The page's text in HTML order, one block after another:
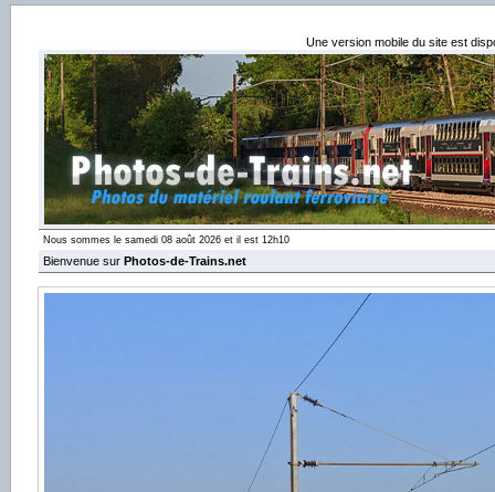
Une version mobile du site est
Nous sommes le samedi 08 août 2026 et il est 12h10
Bienvenue sur Photos-de-Trains.net